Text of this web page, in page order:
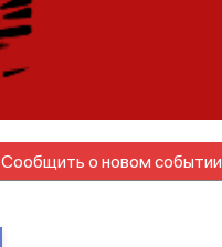
Сообщить о новом событии